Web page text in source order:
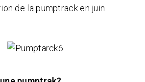
de la pumptrack en juin.